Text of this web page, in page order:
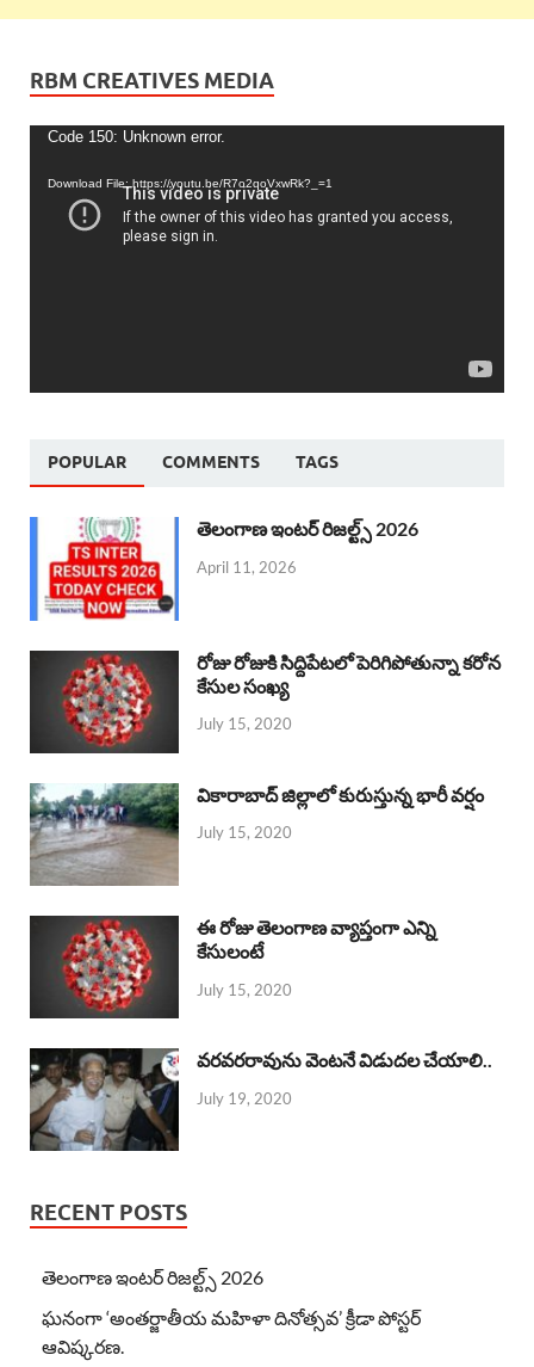
RBM CREATIVES MEDIA
Video
Code 150: Unknown error.
Download File: https://youtu.be/R7o2qoVxwRk?_=1
POPULAR COMMENTS TAGS
తెలంగాణ ఇంటర్ రిజల్ట్స్ 2026
April 11, 2026
రోజు రోజుకి సిద్దిపేటలో పెరిగిపోతున్నా కరోన
కేసుల సంఖ్య
July 15, 2020
వికారాబాద్ జిల్లాలో కురుస్తున్న భారీ వర్షం
July 15, 2020
ఈ రోజు తెలంగాణ వ్యాప్తంగా ఎన్ని
కేసులంటే
July 15, 2020
వరవరరావును వెంటనే విడుదల చేయాలి..
July 19, 2020
RECENT POSTS
తెలంగాణ ఇంటర్ రిజల్ట్స్ 2026
ఘనంగా ‘అంతర్జాతీయ మహిళా దినోత్సవ’ క్రీడా పోస్టర్
ఆవిష్కరణ.